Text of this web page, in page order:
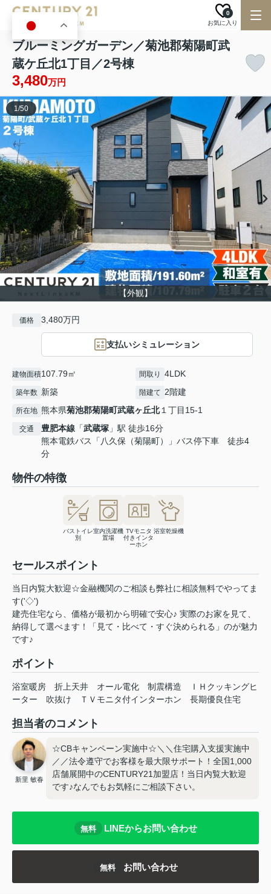
お気に入り
0
ブルーミングガーデン／菊池郡菊陽町武
蔵ケ丘北1丁目／2号棟
3,480万円
【外観】
1/50
価格 3,480万円
支払いシミュレーション
建物面積107.79㎡ 間取り 4LDK
築年数 新築 階建て 2階建
所在地 熊本県菊池郡菊陽町武蔵ヶ丘北１丁目15-1
交通 豊肥本線 「武蔵塚 」駅 徒歩16分
熊本電鉄バス「八久保（菊陽町）」バス停下車 徒歩4
分
物件の特徴
バストイレ
別
室内洗濯機
置場
TVモニタ
付きインタ
ーホン
浴室乾燥機
セールスポイント
当日内覧大歓迎☆金融機関のご相談も弊社に相談無料でやってま
す('◇')ゞ
建売住宅なら、価格が最初から明確で安心♪ 実際のお家を見て、
納得して選べます！「見て・比べて・すぐ決められる」のが魅力
です♪
ポイント
浴室暖房 折上天井 オール電化 制震構造
ＩＨクッキングヒ
ーター
吹抜け ＴＶモニタ付インターホン 長期優良住宅
担当者のコメント
新里 敏春
☆CBキャンペーン実施中☆＼＼住宅購入支援実施中
／／法令遵守でお客様を最大限サポート！全国1,000
店舗展開中のCENTURY21加盟店！当日内覧大歓迎
です♪なんでもお気軽にご相談下さい。
無料 LINEからお問い合わせ
無料 お問い合わせ